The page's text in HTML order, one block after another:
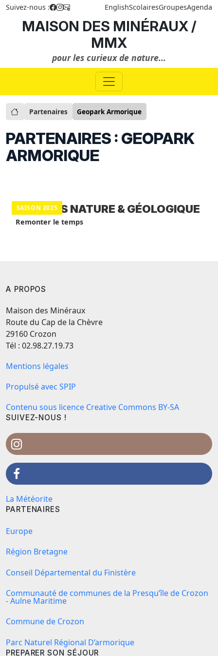
Suivez-nous : EnglishScolairesGroupesAgenda
MAISON DES MINÉRAUX /
MMX
pour les curieux de nature...
Partenaires Geopark Armorique
PARTENAIRES : GEOPARK
ARMORIQUE
SAISON 2025
BALADES NATURE & GÉOLOGIQUE
Remonter le temps
A PROPOS
Maison des Minéraux
Route du Cap de la Chèvre
29160 Crozon
Tél : 02.98.27.19.73
Mentions légales
Propulsé avec SPIP
Contenu sous licence Creative Commons BY-SA
SUIVEZ-NOUS !
La Météorite
PARTENAIRES
Europe
Région Bretagne
Conseil Départemental du Finistère
Communauté de communes de la Presqu’île de Crozon
- Aulne Maritime
Commune de Crozon
Parc Naturel Régional D’armorique
PREPARER SON SÉJOUR